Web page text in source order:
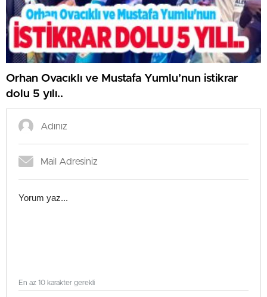
Orhan Ovacıklı ve Mustafa Yumlu’nun istikrar
dolu 5 yılı..
En az 10 karakter gerekli